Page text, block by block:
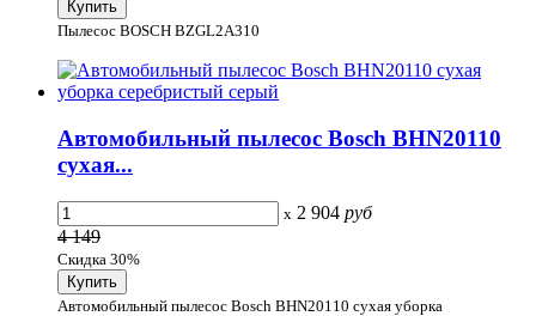
Пылесос BOSCH BZGL2A310
Автомобильный пылесос Bosch BHN20110
сухая...
x 2 904 руб
4 149
Скидка 30%
Автомобильный пылесос Bosch BHN20110 сухая уборка